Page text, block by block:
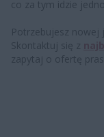
co za tym idzie
Potrzebujesz nowej
Skontaktuj się z
zapytaj o ofertę pras.